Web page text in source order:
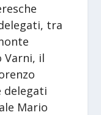
tra
Varni, il
delegati
Mario